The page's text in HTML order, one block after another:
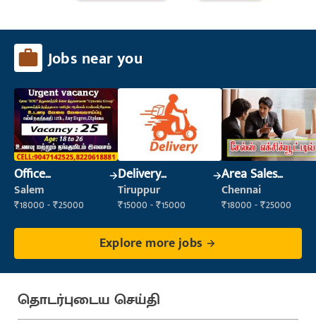
Jobs near you
Office
Maintenance
Staff
Salem
₹18000 - ₹25000
Delivery
Executive
Tiruppur
₹15000 - ₹15000
Area Sales
Executive
Chennai
₹18000 - ₹25000
Explore more jobs
தொடர்புடைய செய்தி